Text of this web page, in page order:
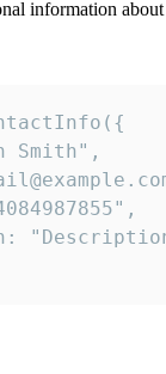
information
Smith",